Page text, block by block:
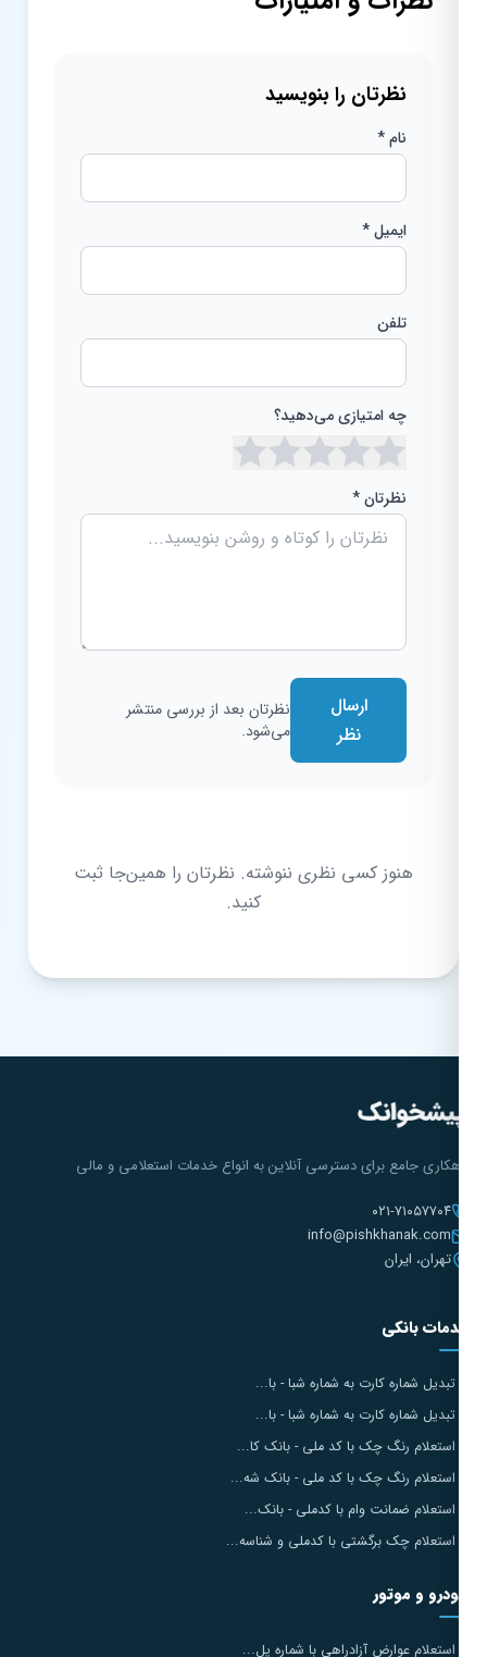
نظرتان را بنویسید
ایمیل *
تلفن
چه امتیازی می‌دهید؟
نظرتان *
ارسال
نظرتان بعد از بررسی منتشر
می‌شود.
هنوز کسی نظری ننوشته. نظرتان را همین‌جا ثبت
کنید.
جامع برای دسترسی آنلاین به انواع خدمات استعلامی و مالی
۰۲۱-۷۱۰۵۷۷۰۴
info@pishkhanak.com
تهران، ایران
بانکی
تبدیل شماره کارت به شماره شبا - با...
تبدیل شماره کارت به شماره شبا - با...
استعلام رنگ چک با کد ملی - بانک کا...
استعلام رنگ چک با کد ملی - بانک شه...
استعلام ضمانت وام با کدملی - بانک...
استعلام چک برگشتی با کدملی و شناسه...
و موتور
استعلام عوارض آزادراهی با شماره پل...